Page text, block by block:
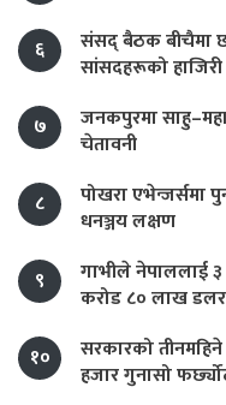
६
संसद् बैठक बीचैमा
सांसदहरूको
७
जनकपुरमा
चेतावनी
८
पोखरा एभेन्जर्समा
धनञ्जय लक्षण
९
गाभीले नेपाललाई
करोड ८० लाख
१०
सरकारको तीनमहिने
हजार गुनासो